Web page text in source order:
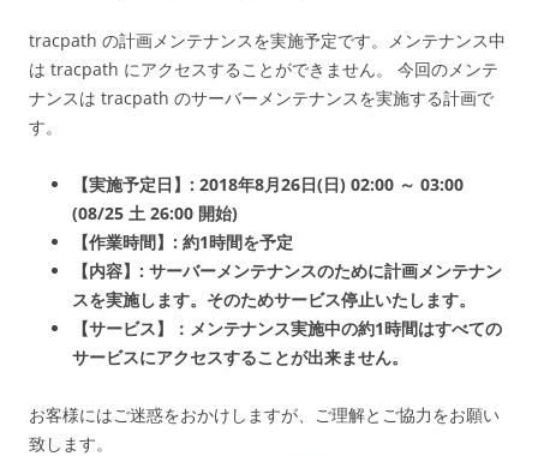
tracpath の計画メンテナンスを実施予定です。メンテナンス中
は tracpath にアクセスすることができません。 今回のメンテ
ナンスは tracpath のサーバーメンテナンスを実施する計画で
す。
【実施予定日】: 2018年8月26日(日) 02:00 ～ 03:00
(08/25 土 26:00 開始)
【作業時間】: 約1時間を予定
【内容】: サーバーメンテナンスのために計画メンテナン
スを実施します。そのためサービス停止いたします。
【サービス】：メンテナンス実施中の約1時間はすべての
サービスにアクセスすることが出来ません。
お客様にはご迷惑をおかけしますが、ご理解とご協力をお願い
致します。